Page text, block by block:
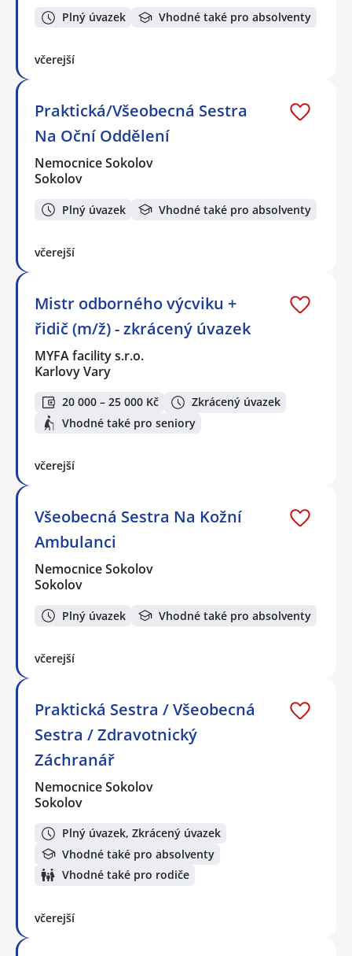
Plný úvazek Vhodné také pro absolventy
včerejší
Praktická/Všeobecná Sestra
Na Oční Oddělení
Nemocnice Sokolov
Sokolov
Plný úvazek Vhodné také pro absolventy
včerejší
Mistr odborného výcviku +
řidič (m/ž) - zkrácený úvazek
MYFA facility s.r.o.
Karlovy Vary
20 000 – 25 000 Kč
Zkrácený úvazek
Vhodné také pro seniory
včerejší
Všeobecná Sestra Na Kožní
Ambulanci
Nemocnice Sokolov
Sokolov
Plný úvazek Vhodné také pro absolventy
včerejší
Praktická Sestra / Všeobecná
Sestra / Zdravotnický
Záchranář
Nemocnice Sokolov
Sokolov
Plný úvazek, Zkrácený úvazek
Vhodné také pro absolventy
Vhodné také pro rodiče
včerejší